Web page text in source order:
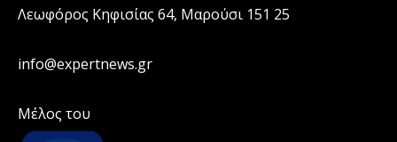
Λεωφόρος Κηφισίας 64, Μαρούσι 151 25
info@expertnews.gr
Μέλος του